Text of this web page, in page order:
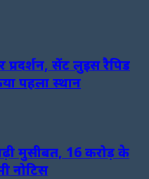
प्रदर्शन, सेंट लुइस रैपिड
पहला स्थान
मुसीबत, 16 करोड़ के
नोटिस